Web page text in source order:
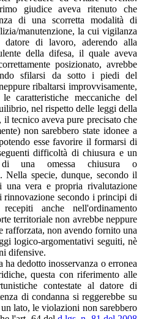
giudice aveva ritenuto che
di una scorretta modalità di
manutenzione, la cui vigilanza
di lavoro, aderendo alla
della difesa, il quale aveva
posizionato, avrebbe
sfilarsi da sotto i piedi del
ribaltarsi improvvisamente,
caratteristiche meccaniche del
nel rispetto delle leggi della
tecnico aveva pure precisato che
non sarebbero state idonee a
esse favorire il formarsi di
difficoltà di chiusura e un
di una omessa chiusura o
Nella specie, dunque, secondo il
una vera e propria rivalutazione
secondo i principi di
anche nell'ordinamento
territoriale non avrebbe neppure
non avendo fornito una
logico-argomentativi seguiti, nè
difensive.
dedotto inosservanza o erronea
questa con riferimento alle
contestate al datore di
di condanna si reggerebbe su
lato, le violazioni non sarebbero